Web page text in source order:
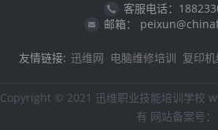
客服电话：
邮箱：
友情链接: 迅维网 电脑维修培训 复印
Copyright © 2021 迅维职业技能培训学校
有 网站备案号：